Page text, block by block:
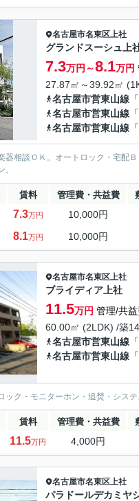
名古屋市名東区上社
グランドスーシュ上
7.3万円～8.1万円
27.87㎡～39.92㎡
名古屋市営東山線 「
名古屋市営東山線 「
名古屋市営東山線 「
器相談ＯＫ。オートロック・宅配
賃料 管理費・共益費
7.3万円 10,000円
8.1万円 10,000円
名古屋市名東区上社
ブライディア上社
11.5万円 管理/共
60.00㎡ (2LDK) /築
名古屋市営東山線 「
名古屋市営東山線 「
ック・モニターホン・追焚・シス
賃料 管理費・共益費
11.5万円 4,000円
名古屋市名東区上社
パラドールデカミヤ